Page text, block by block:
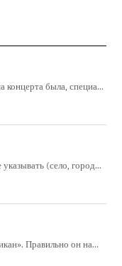
была, специа...
(село, город...
Правильно он на...